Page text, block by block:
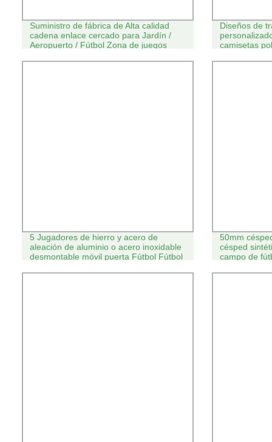
Suministro de fábrica de Alta calidad
cadena enlace cercado para Jardín /
Aeropuerto / Fútbol Zona de juegos
Diseños de
camisetas
5 Jugadores de hierro y acero de
aleación de aluminio o acero inoxidable
desmontable móvil puerta Fútbol Fútbol
Gol Fútbol
50mm
césped
campo de